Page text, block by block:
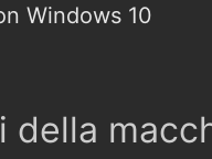
Windows 10
della